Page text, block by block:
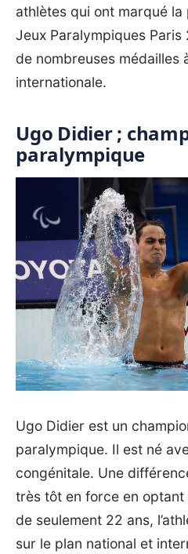
athlètes qui ont marqué
Jeux Paralympiques
de nombreuses médailles
internationale.
Ugo Didier ;
paralympique
Ugo Didier est un
paralympique. Il est né
congénitale. Une
très tôt en force en
de seulement 22 ans,
sur le plan national et